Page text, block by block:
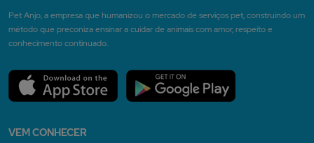
Pet Anjo, a empresa que humanizou o mercado de serviços pet, construindo um
método que preconiza ensinar a cuidar de animais com amor, respeito e
conhecimento continuado.
VEM CONHECER